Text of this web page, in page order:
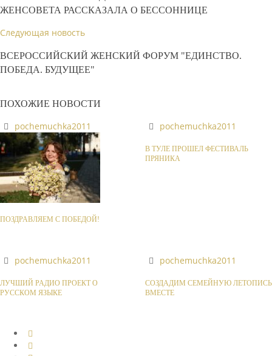
ЖЕНСОВЕТА РАССКАЗАЛА О БЕССОННИЦЕ
Следующая новость
ВСЕРОССИЙСКИЙ ЖЕНСКИЙ ФОРУМ "ЕДИНСТВО.
ПОБЕДА. БУДУЩЕЕ"
ПОХОЖИЕ НОВОСТИ
pochemuchka2011
ПОЗДРАВЛЯЕМ С ПОБЕДОЙ!
pochemuchka2011
В ТУЛЕ ПРОШЕЛ ФЕСТИВАЛЬ
ПРЯНИКА
pochemuchka2011
ЛУЧШИЙ РАДИО ПРОЕКТ О
РУССКОМ ЯЗЫКЕ
pochemuchka2011
СОЗДАДИМ СЕМЕЙНУЮ ЛЕТОПИСЬ
ВМЕСТЕ